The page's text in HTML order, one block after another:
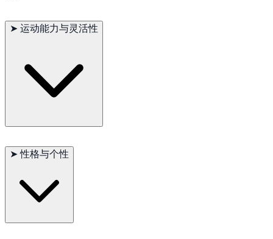
➤ 运动能力与灵活性
中表现出色，如狩猎、追踪和参与犬类运动。它们天生喜欢工
动并有足够空间让它们自由活动的家庭。
➤ 性格与个性